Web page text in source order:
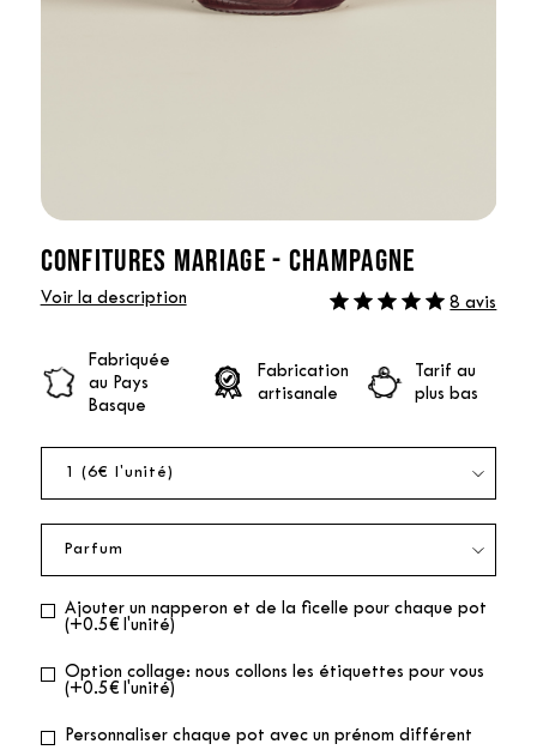
CONFITURES MARIAGE - CHAMPAGNE
Voir la description 8 avis
Fabriquée
au Pays
Basque
Fabrication
artisanale
Tarif au
plus bas
Ajouter un napperon et de la ficelle pour chaque pot
(+0.5€ l'unité)
Option collage: nous collons les étiquettes pour vous
(+0.5€ l'unité)
Personnaliser chaque pot avec un prénom différent